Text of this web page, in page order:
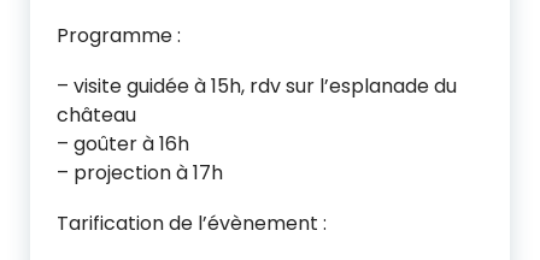
Programme :
– visite guidée à 15h, rdv sur l’esplanade du
château
– goûter à 16h
– projection à 17h
Tarification de l’évènement :